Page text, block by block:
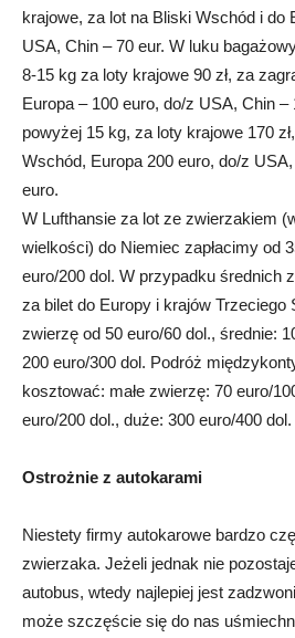
krajowe, za lot na Bliski Wschód i do
USA, Chin – 70 eur. W luku
8-15 kg za loty krajowe 90 zł, za
Europa – 100 euro, do/z USA, Chin
powyżej 15 kg, za loty krajowe 170
Wschód, Europa 200 euro, do/z
euro.
W Lufthansie za lot ze zwierzakiem
wielkości) do Niemiec zapłacimy od
euro/200 dol. W przypadku średnich
za bilet do Europy i krajów Trzeciego
zwierzę od 50 euro/60 dol., średnie:
200 euro/300 dol. Podróż
kosztować: małe zwierzę: 70 euro/
euro/200 dol., duże: 300 euro/400 dol.
Ostrożnie z autokarami
Niestety firmy autokarowe bardzo
zwierzaka. Jeżeli jednak nie
autobus, wtedy najlepiej jest
może szczęście się do nas